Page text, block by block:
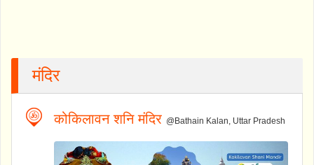
मंदिर
कोकिलावन शनि मंदिर @Bathain Kalan, Uttar Pradesh